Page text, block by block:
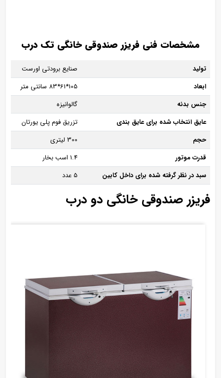
مشخصات فنی فریزر صندوقی خانگی تک درب
تولید
صنایع برودتی اورست
ابعاد
105*61*83 سانتی متر
جنس بدنه
گالوانیزه
عایق انتخاب شده برای عایق بندی
تزریق فوم پلی یورتان
حجم
300 لیتری
قدرت موتور
1.4 اسب بخار
سبد در نظر گرفته شده برای داخل کابین
5 عدد
فریزر صندوقی خانگی دو درب